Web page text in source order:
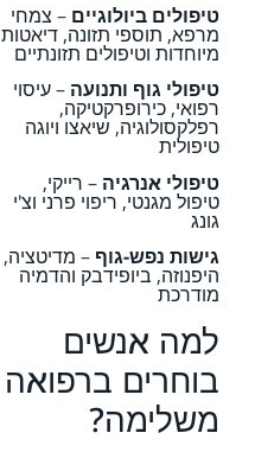
טיפולים ביולוגיים – צמחי
מרפא, תוספי תזונה, דיאטות
מיוחדות וטיפולים תזונתיים
טיפולי גוף ותנועה – עיסוי
רפואי, כירופרקטיקה,
רפלקסולוגיה, שיאצו ויוגה
טיפולית
טיפולי אנרגיה – רייקי,
טיפול מגנטי, ריפוי פרני וצ'י
גונג
גישות נפש-גוף – מדיטציה,
היפנוזה, ביופידבק והדמיה
מודרכת
למה אנשים
בוחרים ברפואה
משלימה?